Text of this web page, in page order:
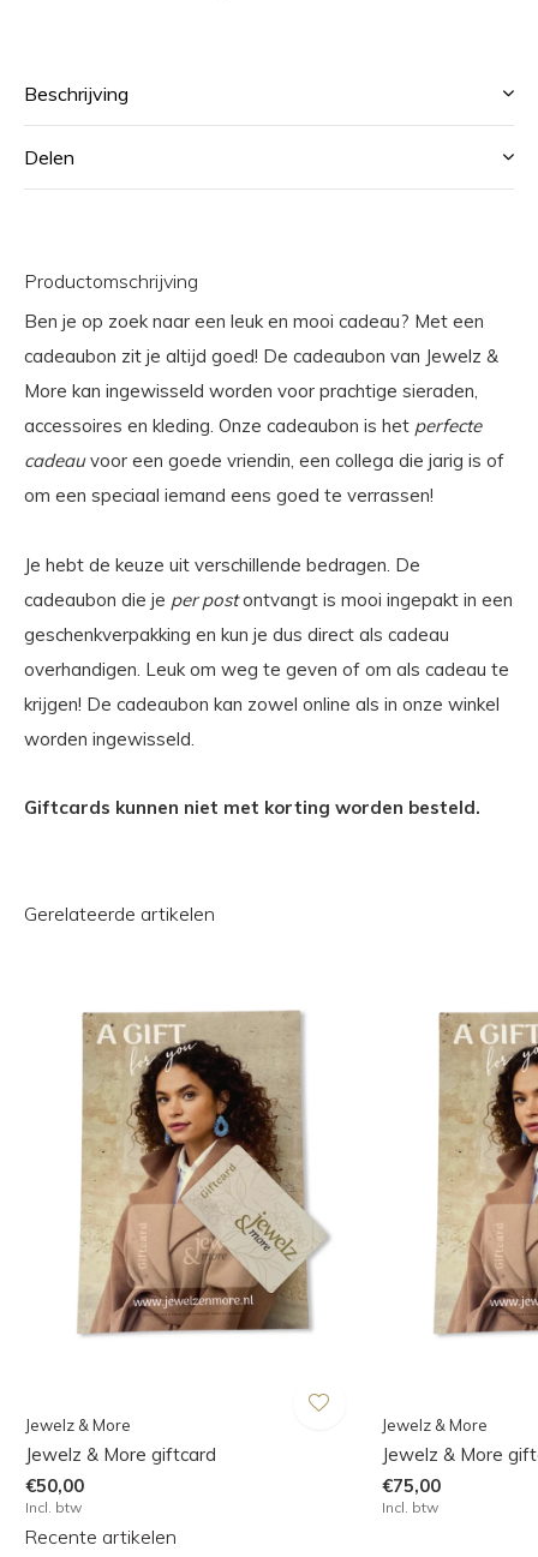
Beschrijving
Delen
Productomschrijving
Ben je op zoek naar een leuk en mooi cadeau? Met een
cadeaubon zit je altijd goed! De cadeaubon van Jewelz &
More kan ingewisseld worden voor prachtige sieraden,
accessoires en kleding. Onze cadeaubon is het perfecte
cadeauvoor een goede vriendin, een collega die jarig is of
om een speciaal iemand eens goed te verrassen!
Je hebt de keuze uit verschillende bedragen. De
cadeaubon die je per postontvangt is mooi ingepakt in een
geschenkverpakking en kun je dus direct als cadeau
overhandigen. Leuk om weg te geven of om als cadeau te
krijgen! De cadeaubon kan zowel online als in onze winkel
worden ingewisseld.
Giftcards kunnen niet met korting worden besteld.
Gerelateerde artikelen
Jewelz & More
Jewelz & More giftcard
€50,00
Incl. btw
Jewelz & More
Jewelz & More
€75,00
Incl. btw
Recente artikelen